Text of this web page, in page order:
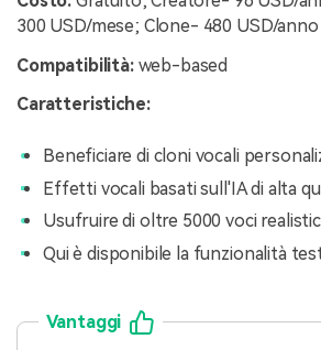
300 USD/mese; Clone- 480 USD/anno
Compatibilità: web-based
Caratteristiche:
Beneficiare di cloni vocali
Effetti vocali basati sull'IA di alta
Usufruire di oltre 5000 voci
Qui è disponibile la funzionalità
Vantaggi